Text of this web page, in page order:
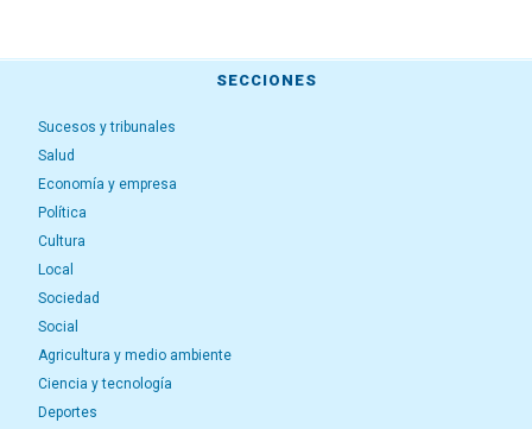
SECCIONES
Sucesos y tribunales
Salud
Economía y empresa
Política
Cultura
Local
Sociedad
Social
Agricultura y medio ambiente
Ciencia y tecnología
Deportes